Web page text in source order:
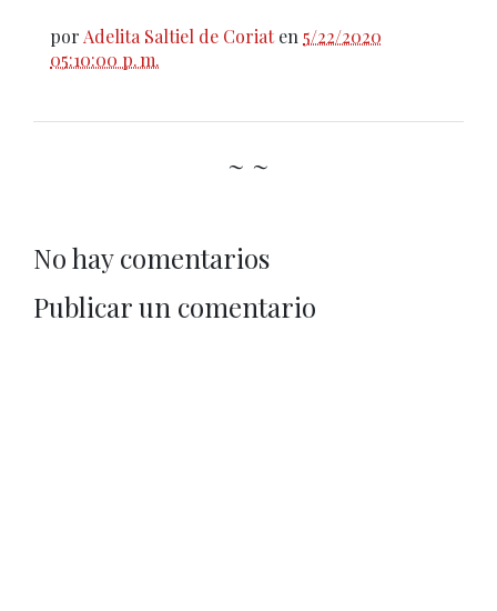
por Adelita Saltiel de Coriat en 5/22/2020
05:10:00 p. m.
~ ~
No hay comentarios
Publicar un comentario